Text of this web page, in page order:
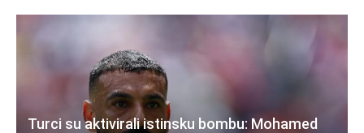
Turci su aktivirali istinsku bombu: Mohamed